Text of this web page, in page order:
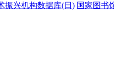
振兴机构数据库(日) 国家图书